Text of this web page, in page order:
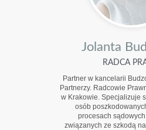
Jolanta
RADCA
Partner w kancelarii
Partnerzy. Radcowie
w Krakowie. Specjalizuje
osób
procesach
związanych ze szkodą